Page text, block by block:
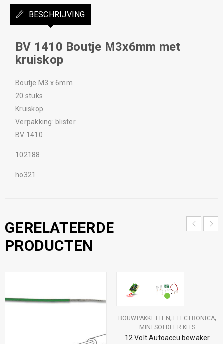
BESCHRIJVING
BV 1410 Boutje M3x6mm met
kruiskop
Boutje M3 x 6mm
20 stuks
Kruiskop
Verpakking: blister
BV 1410
102188
ho321
GERELATEERDE
PRODUCTEN
BOUWPAKKETTEN, ELECTRONICA,
MINI SOLDEER KITS
12 Volt Autoaccu bewaker